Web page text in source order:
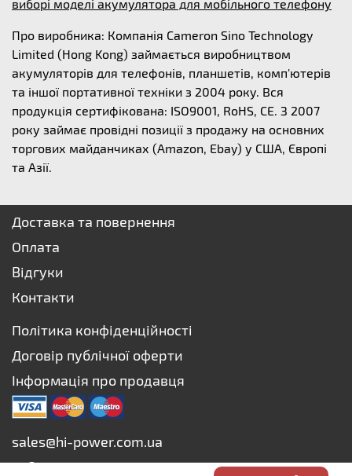
виборі моделі акумулятора для мобільного телефону
Про виробника: Компанія Cameron Sino Technology
Limited (Hong Kong) займається виробництвом
акумуляторів для телефонів, планшетів, комп'ютерів
та іншої портативної техніки з 2004 року. Вся
продукція сертифікована: ISO9001, RoHS, CE. З 2007
року займає провідні позиції з продажу на основних
торгових майданчиках (Amazon, Ebay) у США, Європі
та Азії.
Доставка та повернення
Оплата
Відгуки
Контакти
Політика конфіденційності
Договір публічної оферти
Інформація про продавця
sales@hi-power.com.ua
+38 073 627-75-73